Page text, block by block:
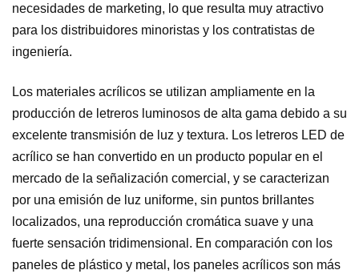
necesidades de marketing, lo que resulta muy atractivo
para los distribuidores minoristas y los contratistas de
ingeniería.
Los materiales acrílicos se utilizan ampliamente en la
producción de letreros luminosos de alta gama debido a su
excelente transmisión de luz y textura. Los letreros LED de
acrílico se han convertido en un producto popular en el
mercado de la señalización comercial, y se caracterizan
por una emisión de luz uniforme, sin puntos brillantes
localizados, una reproducción cromática suave y una
fuerte sensación tridimensional. En comparación con los
paneles de plástico y metal, los paneles acrílicos son más